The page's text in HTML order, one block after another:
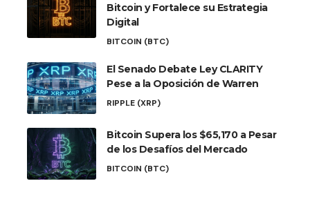
Bitcoin y Fortalece su Estrategia
Digital
BITCOIN (BTC)
El Senado Debate Ley CLARITY
Pese a la Oposición de Warren
RIPPLE (XRP)
Bitcoin Supera los $65,170 a Pesar
de los Desafíos del Mercado
BITCOIN (BTC)